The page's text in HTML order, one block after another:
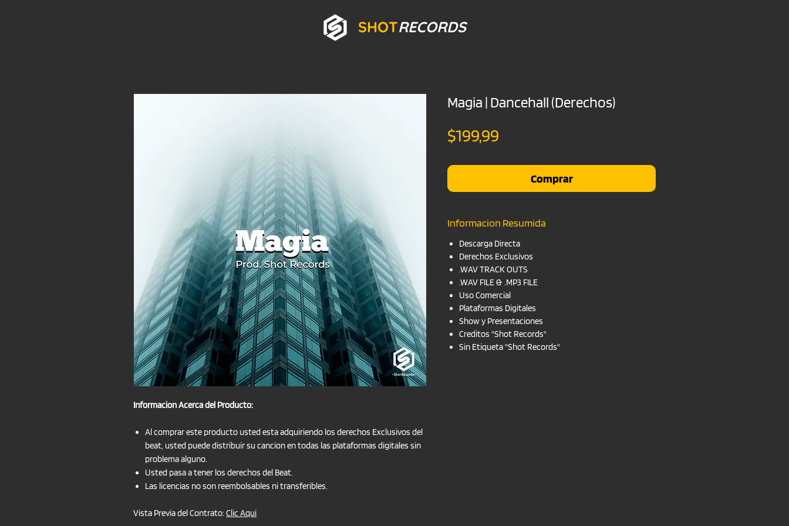
SHOTRECORDS
Informacion Acerca del Producto:
Al comprar este producto usted esta adquiriendo los derechos Exclusivos del
beat, usted puede distribuir su cancion en todas las plataformas digitales sin
problema alguno.
Usted pasa a tener los derechos del Beat.
Las licencias no son reembolsables ni transferibles.
Vista Previa del Contrato: Clic Aqui
Magia | Dancehall (Derechos)
$199,99
Comprar
Informacion Resumida
Descarga Directa
Derechos Exclusivos
.WAV TRACK OUTS
.WAV FILE & .MP3 FILE
Uso Comercial
Plataformas Digitales
Show y Presentaciones
Creditos "Shot Records"
Sin Etiqueta "Shot Records"